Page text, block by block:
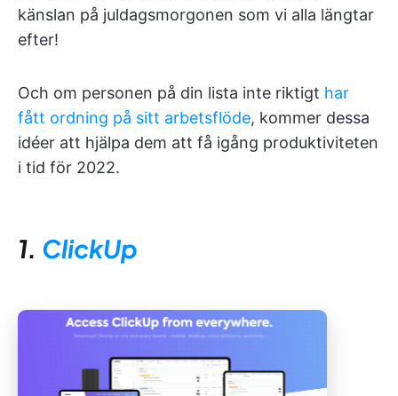
känslan på juldagsmorgonen som vi alla längtar
efter!
Och om personen på din lista inte riktigt har
fått ordning på sitt arbetsflöde, kommer dessa
idéer att hjälpa dem att få igång produktiviteten
i tid för 2022.
1. ClickUp